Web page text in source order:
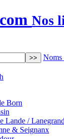
Nos
Born
Lande / Lanegrand
& Seignanx